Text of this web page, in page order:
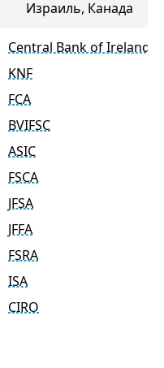
Израиль, Канада
Central Bank of Ireland
KNF
FCA
BVIFSC
ASIC
FSCA
JFSA
JFFA
FSRA
ISA
CIRO